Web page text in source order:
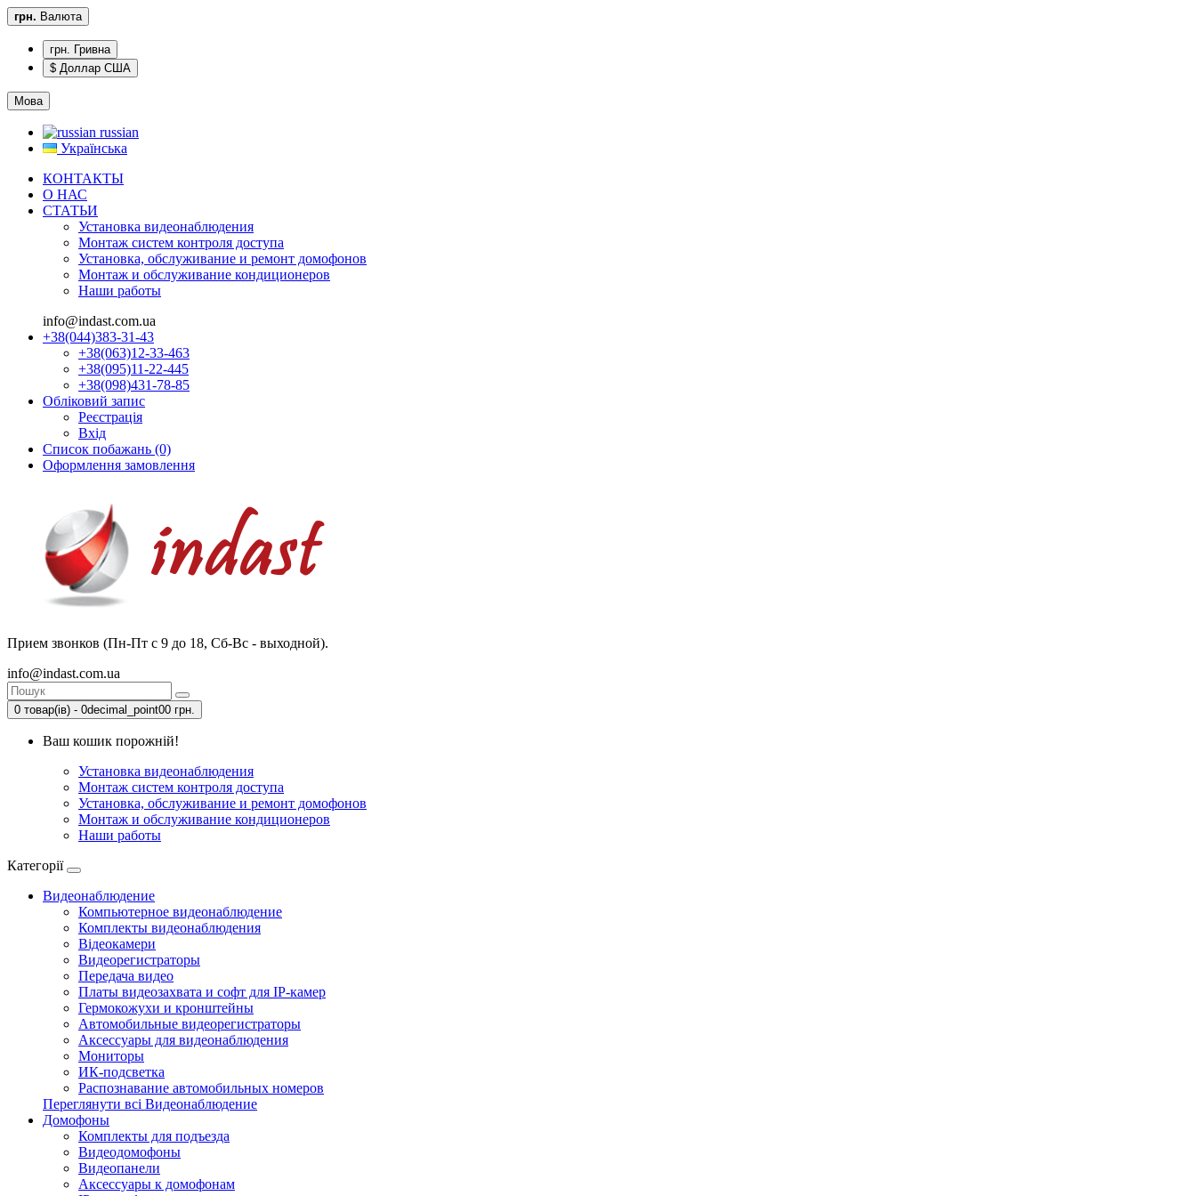
грн. Валюта
грн. Гривна
$ Доллар США
Мова
russian
Українська
КОНТАКТЫ
О НАС
CТАТЬИ
Установка видеонаблюдения
Монтаж систем контроля доступа
Установка, обслуживание и ремонт домофонов
Монтаж и обслуживание кондиционеров
Наши работы
info@indast.com.ua
+38(044)383-31-43
+38(063)12-33-463
+38(095)11-22-445
+38(098)431-78-85
Обліковий запис
Реєстрація
Вхід
Список побажань (0)
Оформлення замовлення
Прием звонков (Пн-Пт с 9 до 18, Сб-Вс - выходной).
info@indast.com.ua
0 товар(ів) - 0decimal_point00 грн.
Ваш кошик порожній!
Установка видеонаблюдения
Монтаж систем контроля доступа
Установка, обслуживание и ремонт домофонов
Монтаж и обслуживание кондиционеров
Наши работы
Категорії
Видеонаблюдение
Компьютерное видеонаблюдение
Комплекты видеонаблюдения
Відеокамери
Видеорегистраторы
Передача видео
Платы видеозахвата и софт для IP-камер
Гермокожухи и кронштейны
Автомобильные видеорегистраторы
Аксессуары для видеонаблюдения
Мониторы
ИК-подсветка
Распознавание автомобильных номеров
Переглянути всі Видеонаблюдение
Домофоны
Комплекты для подъезда
Видеодомофоны
Видеопанели
Аксессуары к домофонам